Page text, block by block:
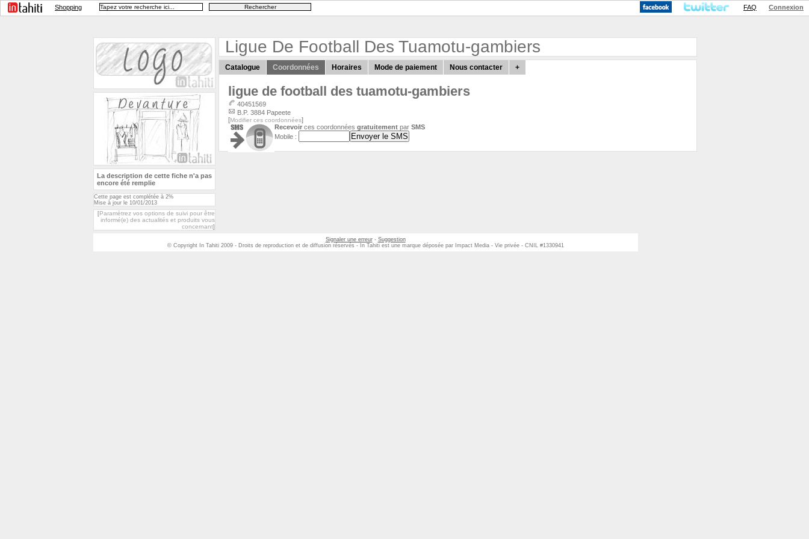
Shopping Connexion
FAQ
La description de cette fiche n'a pas
encore été remplie
Cette page est complétée à 2%
Mise à jour le 10/01/2013
[Paramètrez vos options de suivi pour être
informé(e) des actualités et produits vous
concernant]
Ligue De Football Des Tuamotu-gambiers
Catalogue Coordonnées Horaires Mode de paiement Nous contacter +
ligue de football des tuamotu-gambiers
40451569
B.P. 3884 Papeete
[Modifier ces coordonnées]
Recevoirces coordonnées gratuitementpar SMS
Mobile :
Signaler une erreur- Suggestion
© Copyright In Tahiti 2009 - Droits de reproduction et de diffusion réservés - In Tahiti est une marque déposée par Impact Media - Vie privée - CNIL #1330941